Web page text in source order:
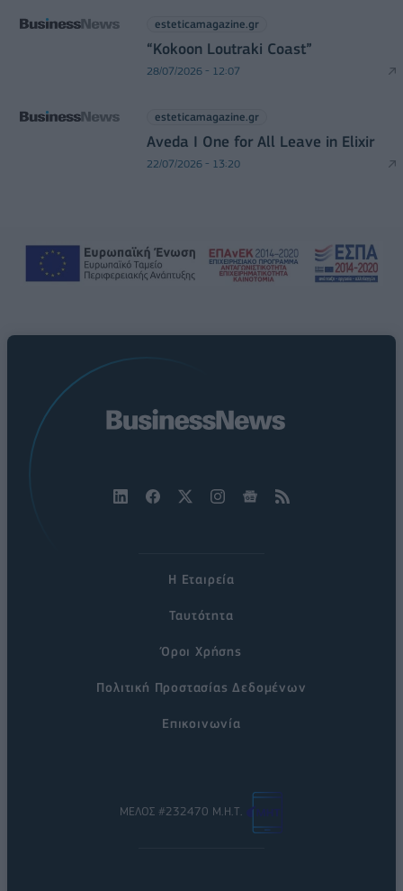
esteticamagazine.gr
“Kokoon Loutraki Coast”
28/07/2026 - 12:07
esteticamagazine.gr
Aveda I One for All Leave in Elixir
22/07/2026 - 13:20
Η Εταιρεία
Ταυτότητα
Όροι Χρήσης
Πολιτική Προστασίας Δεδομένων
Επικοινωνία
ΜΕΛΟΣ #232470 Μ.Η.Τ.